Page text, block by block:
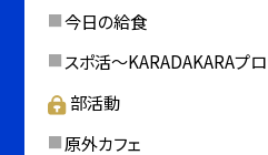
今日の給食
スポ活～KARADAKARAプ
部活動
原外カフェ